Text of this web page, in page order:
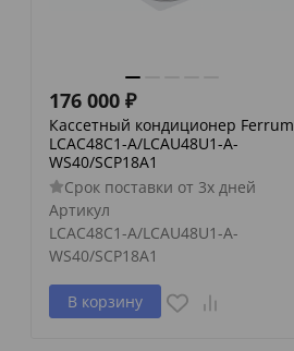
176 000 ₽
Кассетный кондиционер Ferrum
LCAC48C1-A/LCAU48U1-A-
WS40/SCP18A1
Срок поставки от 3х дней
Артикул
LCAC48C1-A/LCAU48U1-A-
WS40/SCP18A1
В корзину